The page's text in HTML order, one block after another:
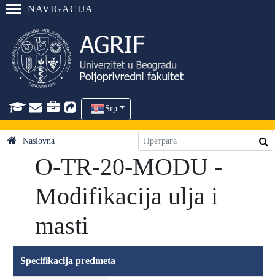
NAVIGACIJA
Srp
Naslovna
O-TR-20-MODU -
Modifikacija ulja i
masti
Specifikacija predmeta